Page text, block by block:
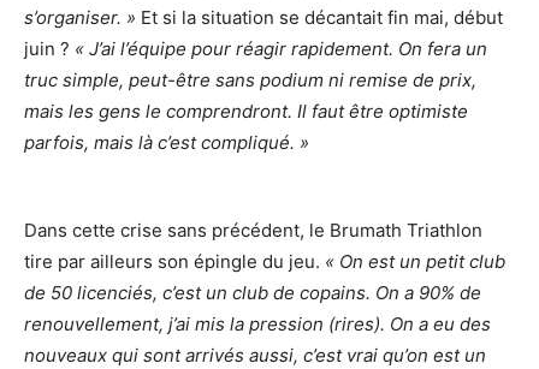
s’organiser. » Et si la situation se décantait fin mai, début
juin ? « J’ai l’équipe pour réagir rapidement. On fera un
truc simple, peut-être sans podium ni remise de prix,
mais les gens le comprendront. Il faut être optimiste
parfois, mais là c’est compliqué. »
Dans cette crise sans précédent, le Brumath Triathlon
tire par ailleurs son épingle du jeu. « On est un petit club
de 50 licenciés, c’est un club de copains. On a 90% de
renouvellement, j’ai mis la pression (rires). On a eu des
nouveaux qui sont arrivés aussi, c’est vrai qu’on est un